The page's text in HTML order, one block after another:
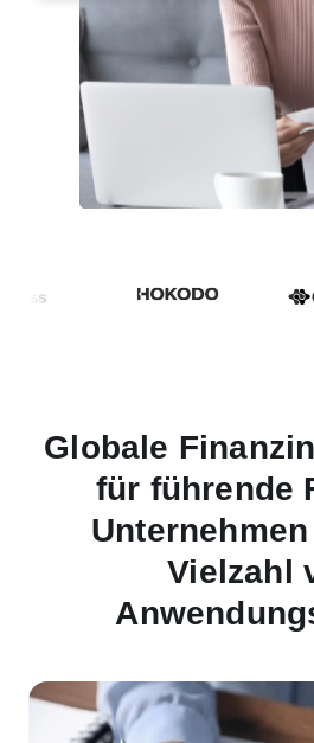
Globale
für führende
Vielzahl